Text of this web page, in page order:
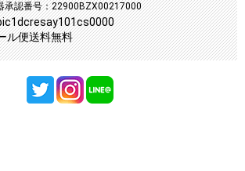
承認番号：22900BZX00217000
ル便送料無料